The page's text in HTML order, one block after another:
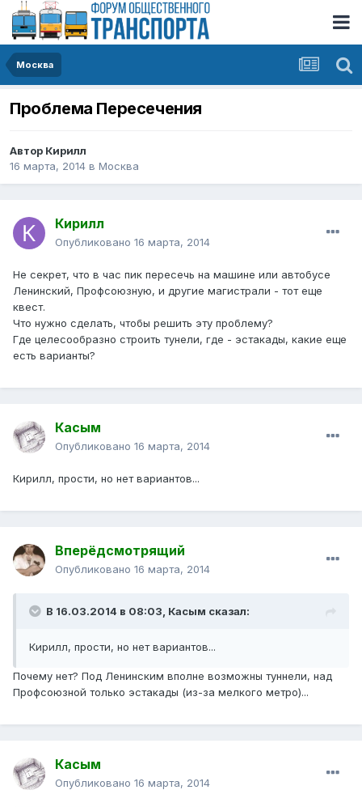
Москва
Проблема Пересечения
Автор Кирилл
16 марта, 2014 в Москва
Кирилл
Опубликовано 16 марта, 2014
Не секрет, что в час пик пересечь на машине или автобусе
Ленинский, Профсоюзную, и другие магистрали - тот еще
квест.
Что нужно сделать, чтобы решить эту проблему?
Где целесообразно строить тунели, где - эстакады, какие еще
есть варианты?
Касым
Опубликовано 16 марта, 2014
Кирилл, прости, но нет вариантов...
Вперёдсмотрящий
Опубликовано 16 марта, 2014
В 16.03.2014 в 08:03, Касым сказал:
Кирилл, прости, но нет вариантов...
Почему нет? Под Ленинским вполне возможны туннели, над
Профсоюзной только эстакады (из-за мелкого метро)...
Касым
Опубликовано 16 марта, 2014